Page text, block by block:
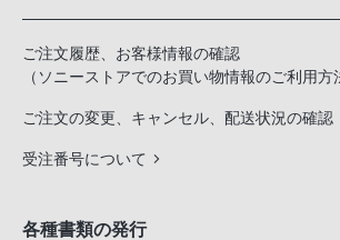
ご注文履歴、お客様情報の確認
（ソニーストアでのお買い物情報のご利用方
ご注文の変更、キャンセル、配送状況の確認
受注番号について
各種書類の発行